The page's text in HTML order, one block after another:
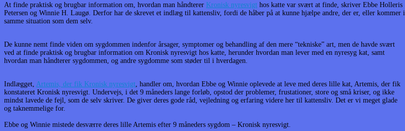
At finde praktisk og brugbar information om, hvordan man håndterer Kronisk nyresvigt hos katte var svært at finde, skriver Ebbe Holleris
Petersen og Winnie H. Laugø. Derfor har de skrevet et indlæg til kattensliv, fordi de håber på at kunne hjælpe andre, der er, eller kommer i
samme situation som dem selv.
De kunne nemt finde viden om sygdommen indenfor årsager, symptomer og behandling af den mere “tekniske” art, men de havde svært
ved at finde praktisk og brugbar information om Kronisk nyresvigt hos katte, herunder hvordan man lever med en nyresyg kat, samt
hvordan man håndterer sygdommen, og andre sygdomme som støder til i hverdagen.
Indlægget, Artemis, der fik Kronisk nyresvigt , handler om, hvordan Ebbe og Winnie oplevede at leve med deres lille kat, Artemis, der fik
konstateret Kronisk nyresvigt. Undervejs, i det 9 måneders lange forløb, opstod der problemer, frustationer, store og små kriser, og ikke
mindst lavede de fejl, som de selv skriver. De giver deres gode råd, vejledning og erfaring videre her til kattensliv. Det er vi meget glade
og taknemmelige for.
Ebbe og Winnie mistede desværre deres lille Artemis efter 9 måneders sygdom – Kronisk nyresvigt.